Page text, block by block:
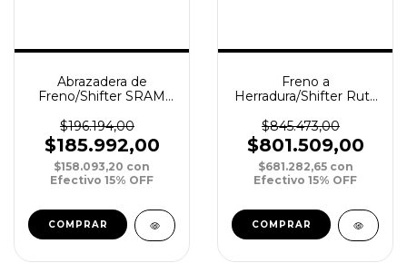
Abrazadera de
Freno/Shifter SRAM
Guide/G2/Level/Code/Elixir-
X01/XX1/GX xPar
$196.194,00
$185.992,00
$158.093,20 con
Efectivo 15% OFF
Freno a
Herradura/Shifter Ruta
2x12v Tras/Der
1750mm
$845.473,00
$801.509,00
$681.282,65 con
Efectivo 15% OFF